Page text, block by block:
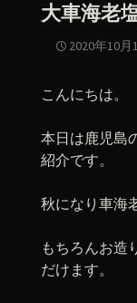
大車海老
2020年10月
こんにちは。
本日は鹿児島
紹介です。
秋になり車海
もちろんお
だけます。